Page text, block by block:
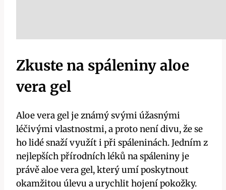
Zkuste na spáleniny aloe
vera gel
Aloe vera gel je známý svými úžasnými
léčivými vlastnostmi, a proto není divu, že se
ho lidé snaží využít i při spáleninách. Jedním z
nejlepších přírodních léků na spáleniny je
právě aloe vera gel, který umí poskytnout
okamžitou úlevu a urychlit hojení pokožky.